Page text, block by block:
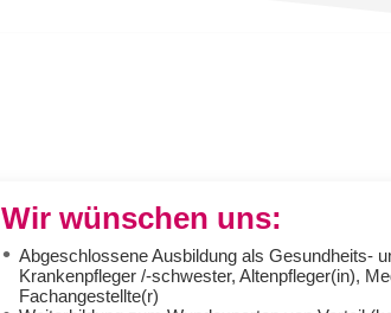
Wir wünschen uns:
Abgeschlossene Ausbildung als Gesundheits-
Krankenpfleger /-schwester, Altenpfleger(in),
Fachangestellte(r)